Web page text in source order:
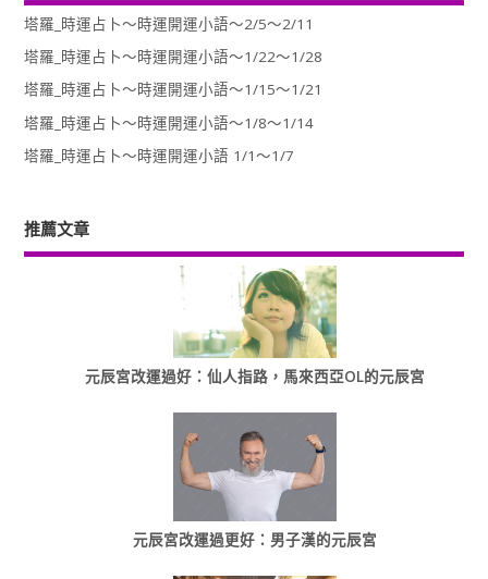
塔羅_時運占卜～時運開運小語～2/5～2/11
塔羅_時運占卜～時運開運小語～1/22～1/28
塔羅_時運占卜～時運開運小語～1/15～1/21
塔羅_時運占卜～時運開運小語～1/8～1/14
塔羅_時運占卜～時運開運小語 1/1～1/7
推薦文章
元辰宮改運過好：仙人指路，馬來西亞OL的元辰宮
元辰宮改運過更好：男子漢的元辰宮